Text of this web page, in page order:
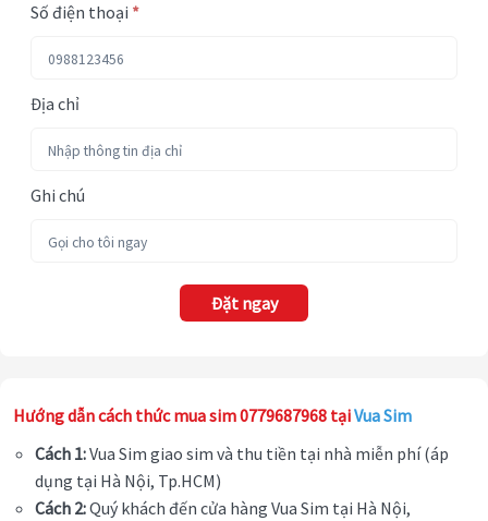
Số điện thoại *
Địa chỉ
Ghi chú
Đặt ngay
Hướng dẫn cách thức mua sim 0779687968 tạiVua Sim
Cách 1:Vua Sim giao sim và thu tiền tại nhà miễn phí (áp
dụng tại Hà Nội, Tp.HCM)
Cách 2:Quý khách đến cửa hàng Vua Sim tại Hà Nội,